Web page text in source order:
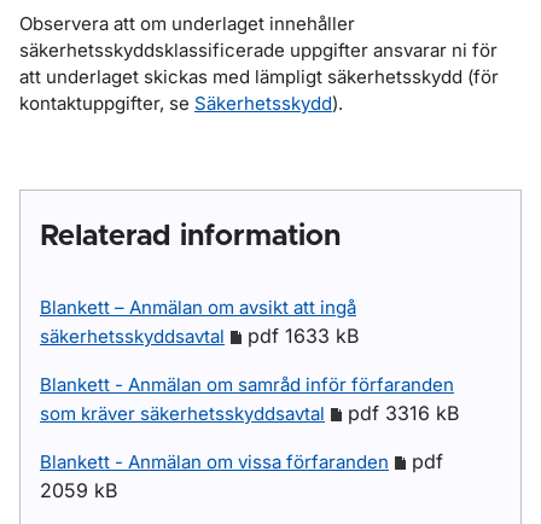
Observera att om underlaget innehåller
säkerhetsskyddsklassificerade uppgifter ansvarar ni för
att underlaget skickas med lämpligt säkerhetsskydd (för
kontaktuppgifter, se Säkerhetsskydd).
Relaterad information
Blankett – Anmälan om avsikt att ingå
säkerhetsskyddsavtal
pdf 1633 kB
Blankett - Anmälan om samråd inför förfaranden
som kräver säkerhetsskyddsavtal
pdf 3316 kB
Blankett - Anmälan om vissa förfaranden
pdf
2059 kB